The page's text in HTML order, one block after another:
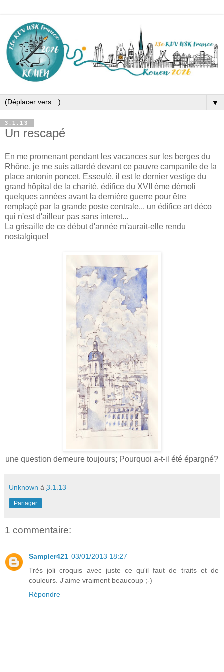
▼
3.1.13
Un rescapé
En me promenant pendant les vacances sur les berges du
Rhône, je me suis attardé devant ce pauvre campanile de la
place antonin poncet. Esseulé, il est le dernier vestige du
grand hôpital de la charité, édifice du XVII ème démoli
quelques années avant la dernière guerre pour être
remplaçé par la grande poste centrale... un édifice art déco
qui n'est d'ailleur pas sans interet...
La grisaille de ce début d'année m'aurait-elle rendu
nostalgique!
une question demeure toujours; Pourquoi a-t-il été épargné?
Unknown à 3.1.13
Partager
1 commentaire:
Sampler421 03/01/2013 18:27
Très joli croquis avec juste ce qu'il faut de traits et de
couleurs. J'aime vraiment beaucoup ;-)
Répondre